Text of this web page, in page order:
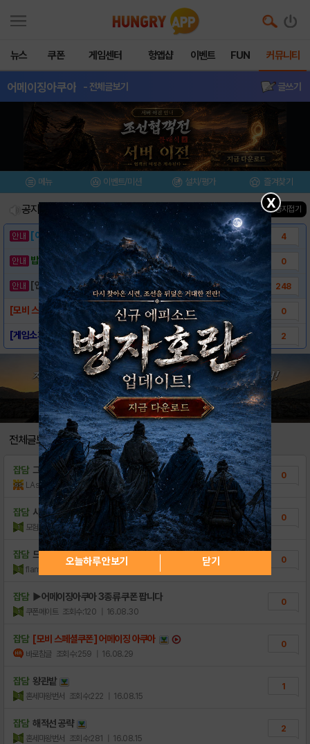
뉴스 쿠폰 게임센터 헝앱샵 이벤트 FUN 커뮤니티
어메이징아쿠아 - 전체글보기 글쓰기
메뉴 이벤트/미션 설치/평가 즐겨찾기
공지사항 진행중인 이벤트0건 ▲ 공지접기
[이벤트] 웃음으로 매일매일 해피! 유머 게시.. 4
밥알이의 헝앱통신 ⑲ “밥알이, 드디어 멀티를.. 0
[안내] 헝그리앱 필수 상식! 밥알 획득 안내.. 248
[모비 스페셜쿠폰] 어메이징 아쿠아 0
[게임소개] - 어메이징 아쿠아 2
전체글보기
잡담 그러니까 100쯤에서
LAsahi 조회수:5 | 18.11.24
0
잡담 사전등록 쿠폰 구합니다!!
모험상자똥망 조회수:43 | 16.11.29
0
잡담 드래곤 마스터
flamearm 조회수:71
0
잡담 ▶어메이징아쿠아 3종류 쿠폰 팝니다
쿠폰메이트 조회수:120 | 16.08.30
0
잡담 [모비 스페셜쿠폰] 어메이징 아쿠아
바로참글 조회수:259 | 16.08.29
0
잡담 왕관밭
혼세마왕번서 조회수:222 | 16.08.15
1
잡담 해적선 공략
혼세마왕번서 조회수:281 | 16.08.15
2
X
오늘하루 안보기 닫기